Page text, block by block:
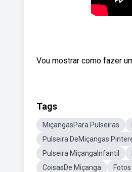
Vou mostrar como fazer
Tags
MiçangasPara Pulseiras
Pulseira DeMiçangas
Pulseira MiçangaInfantil
CoisasDe Miçanga